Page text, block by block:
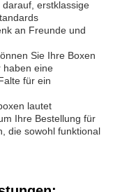
erstklassige
an Freunde und
Sie Ihre Boxen
haben eine
für ein
lautet
Ihre Bestellung für
die sowohl funktional